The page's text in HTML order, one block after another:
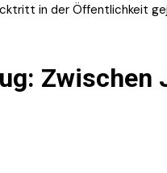
in der Öffentlichkeit
Zwischen